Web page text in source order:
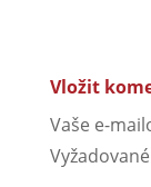
Vložit
Vaše e-